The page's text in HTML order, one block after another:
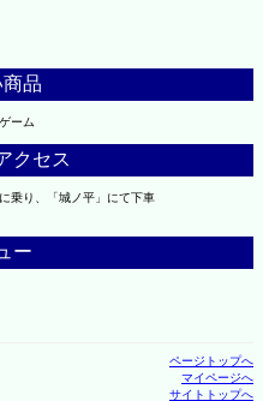
品
ーム
クセス
乗り、「城ノ平」にて下車
ー
ページトップへ
マイページへ
サイトトップへ